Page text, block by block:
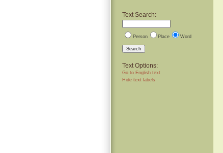
Text Search:
Person Place Word
Search
Text Options:
Go to English text
Hide text labels